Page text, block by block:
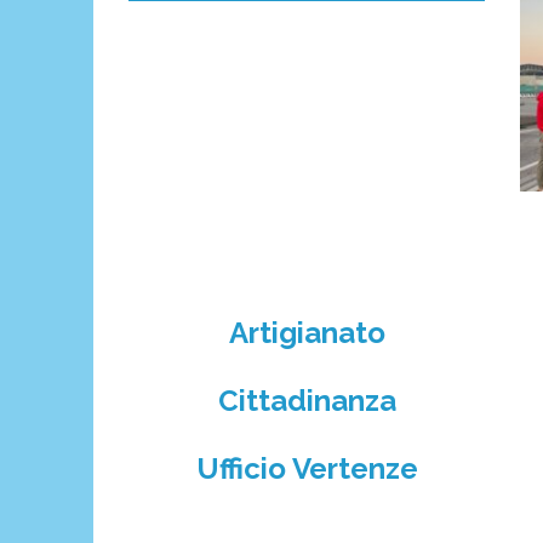
Artigianato
Cittadinanza
Ufficio Vertenze